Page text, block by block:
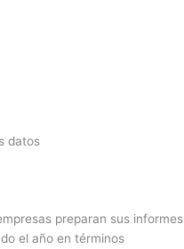
datos
preparan sus informes
el año en términos